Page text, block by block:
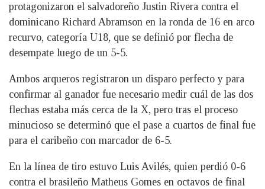
protagonizaron el salvadoreño Justin Rivera contra el
dominicano Richard Abramson en la ronda de 16 en arco
recurvo, categoría U18, que se definió por flecha de
desempate luego de un 5-5.
Ambos arqueros registraron un disparo perfecto y para
confirmar al ganador fue necesario medir cuál de las dos
flechas estaba más cerca de la X, pero tras el proceso
minucioso se determinó que el pase a cuartos de final fue
para el caribeño con marcador de 6-5.
En la línea de tiro estuvo Luis Avilés, quien perdió 0-6
contra el brasileño Matheus Gomes en octavos de final